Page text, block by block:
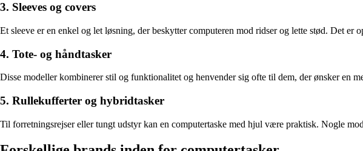
3. Sleeves og covers
Et sleeve er en enkel og let løsning, der beskytter computeren mod ridser og lette stød. Det
4. Tote- og håndtasker
Disse modeller kombinerer stil og funktionalitet og henvender sig ofte til dem, der ønsker en
5. Rullekufferter og hybridtasker
Til forretningsrejser eller tungt udstyr kan en computertaske med hjul være praktisk. Nogle